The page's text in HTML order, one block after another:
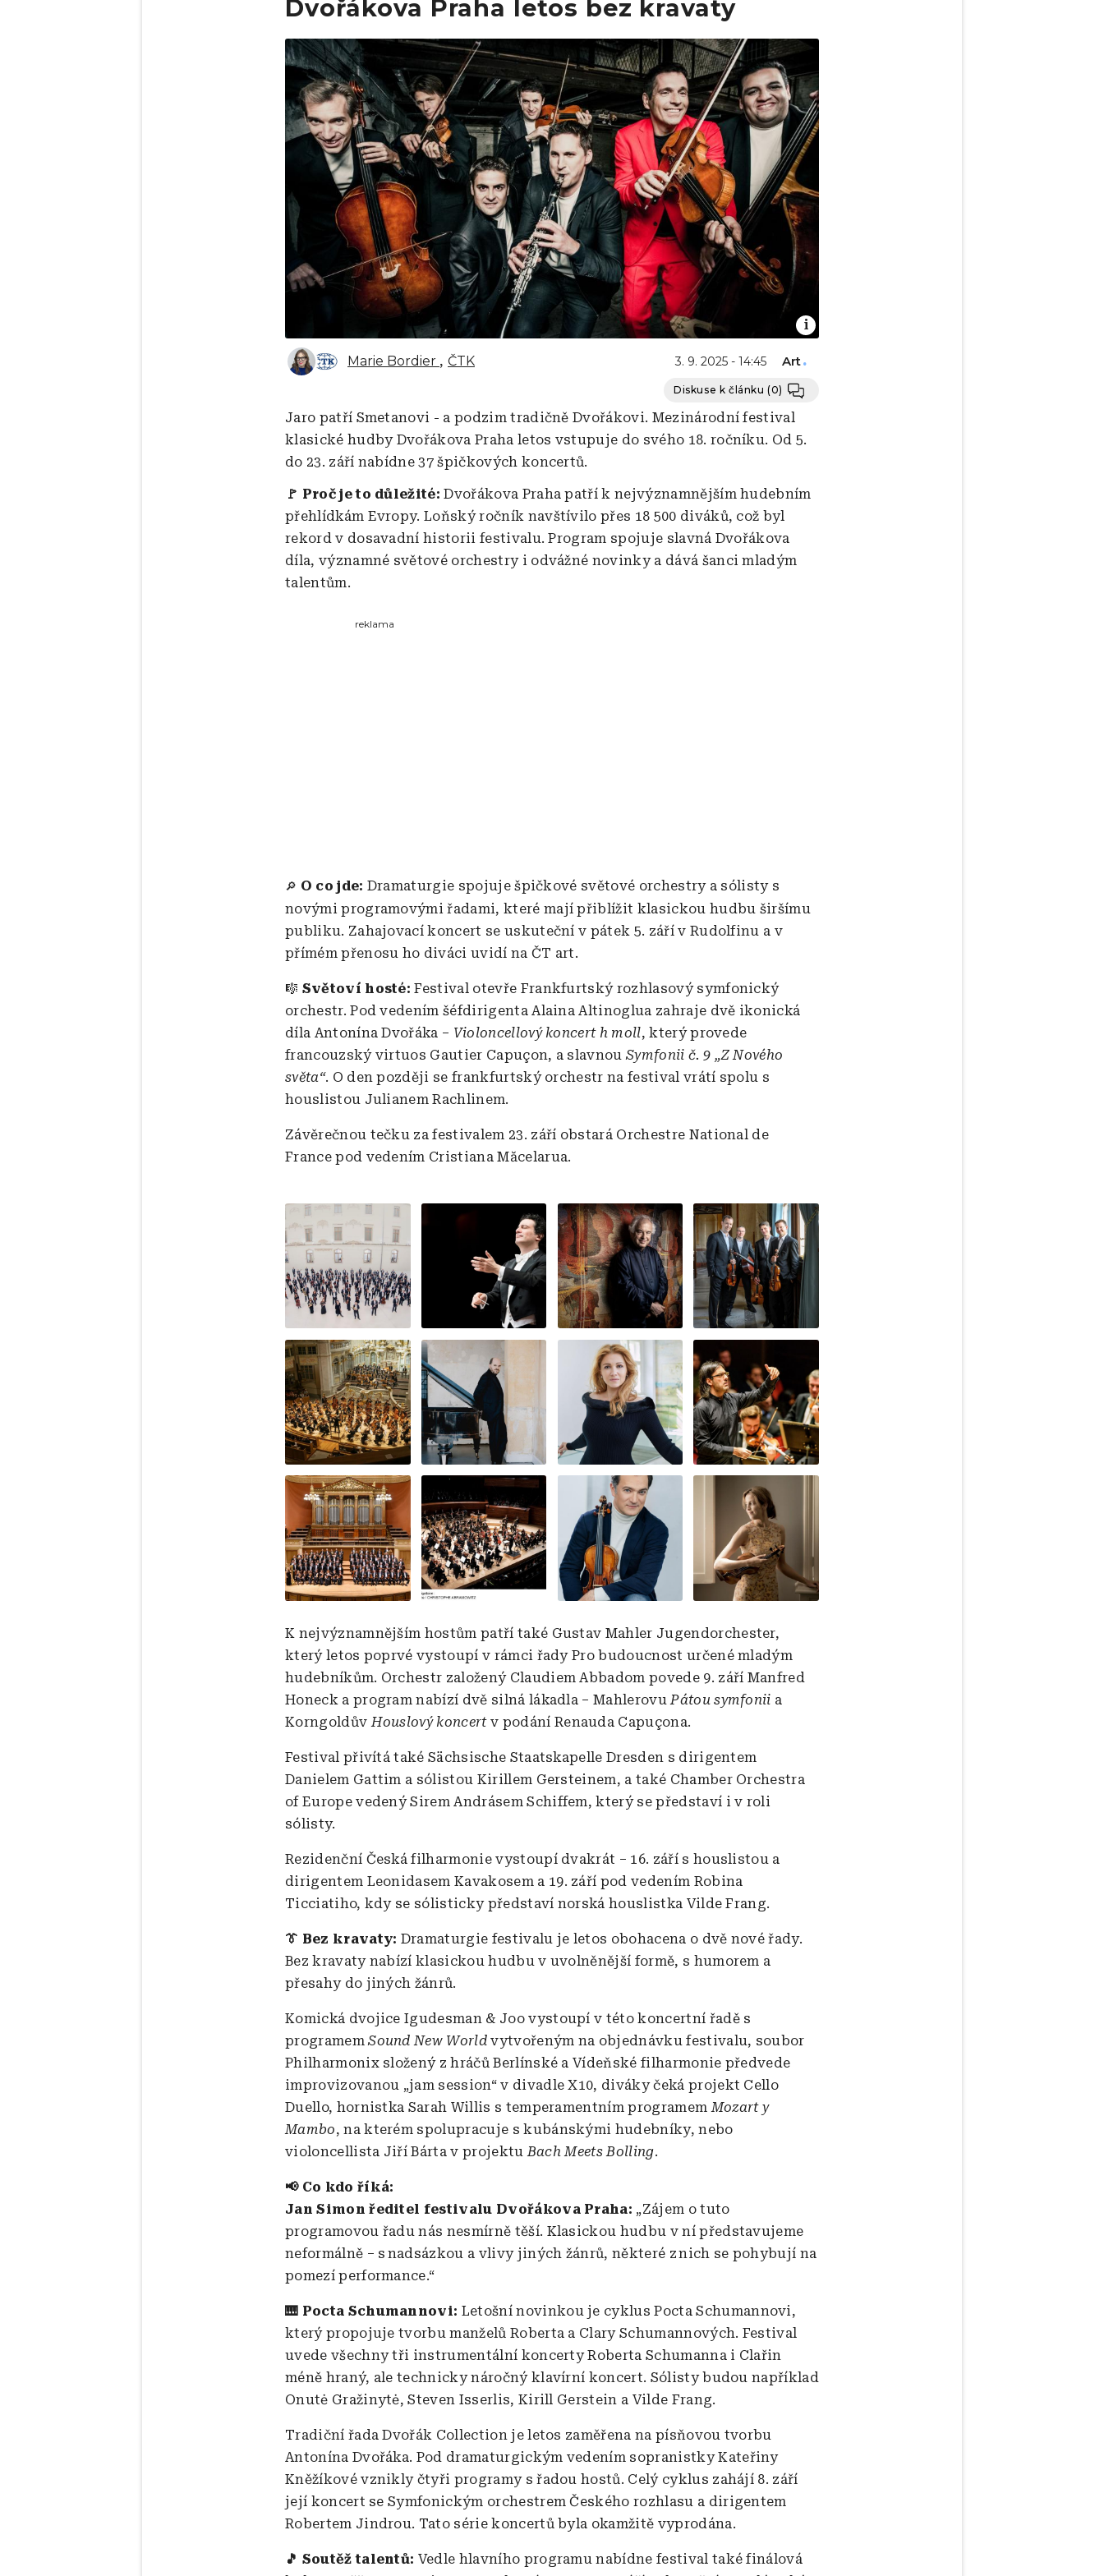
Dvořákova Praha letos bez kravaty
Obrázek
Marie Bordier ČTK 3. 9. 2025 - 14:45 Art
Diskuse k článku(0)
Jaro patří Smetanovi - a podzim tradičně Dvořákovi. Mezinárodní festival
klasické hudby Dvořákova Praha letos vstupuje do svého 18. ročníku. Od 5.
do 23. září nabídne 37 špičkových koncertů.
🚩 Proč je to důležité:Dvořákova Praha patří k nejvýznamnějším hudebním
přehlídkám Evropy. Loňský ročník navštívilo přes 18 500 diváků, což byl
rekord v dosavadní historii festivalu. Program spojuje slavná Dvořákova
díla, významné světové orchestry i odvážné novinky a dává šanci mladým
talentům.
reklama
🔎 O co jde: Dramaturgie spojuje špičkové světové orchestry a sólisty s
novými programovými řadami, které mají přiblížit klasickou hudbu širšímu
publiku. Zahajovací koncert se uskuteční v pátek 5. září v Rudolfinu a v
přímém přenosu ho diváci uvidí na ČT art.
🎼 Světoví hosté: Festival otevře Frankfurtský rozhlasový symfonický
orchestr. Pod vedením šéfdirigenta Alaina Altinoglua zahraje dvě ikonická
díla Antonína Dvořáka – Violoncellový koncert h moll, který provede
francouzský virtuos Gautier Capuçon, a slavnouSymfonii č. 9 „Z Nového
světa“. O den později se frankfurtský orchestr na festival vrátí spolu s
houslistou Julianem Rachlinem.
Závěrečnou tečku za festivalem 23. září obstará Orchestre National de
France pod vedením Cristiana Măcelarua.
Obrázek Obrázek Obrázek Obrázek
Obrázek Obrázek Obrázek Obrázek
Obrázek Obrázek Obrázek Obrázek
K nejvýznamnějším hostům patří také Gustav Mahler Jugendorchester,
který letos poprvé vystoupí v rámci řady Pro budoucnost určené mladým
hudebníkům. Orchestr založený Claudiem Abbadom povede 9. září Manfred
Honeck a program nabízí dvě silná lákadla – MahlerovuPátou symfonii a
KorngoldůvHouslový koncert v podání Renauda Capuçona.
Festival přivítá také Sächsische Staatskapelle Dresden s dirigentem
Danielem Gattim a sólistou Kirillem Gersteinem, a také Chamber Orchestra
of Europe vedený Sirem Andrásem Schiffem, který se představí i v roli
sólisty.
Rezidenční Česká filharmonie vystoupí dvakrát – 16. září s houslistou a
dirigentem Leonidasem Kavakosem a 19. září pod vedením Robina
Ticciatiho, kdy se sólisticky představí norská houslistka Vilde Frang.
👔 Bez kravaty: Dramaturgie festivalu je letos obohacena o dvě nové řady.
Bez kravaty nabízí klasickou hudbu v uvolněnější formě, s humorem a
přesahy do jiných žánrů.
Komická dvojice Igudesman & Joo vystoupí v této koncertní řadě s
programemSound New World vytvořeným na objednávku festivalu, soubor
Philharmonix složený z hráčů Berlínské a Vídeňské filharmonie předvede
improvizovanou „jam session“ v divadle X10, diváky čeká projekt Cello
Duello, hornistka Sarah Willis s temperamentním programemMozart y
Mambo, na kterém spolupracuje s kubánskými hudebníky, nebo
violoncellista Jiří Bárta v projektuBach Meets Bolling.
📢 Co kdo říká:
Jan Simon ředitel festivalu Dvořákova Praha: „Zájem o tuto
programovou řadu nás nesmírně těší. Klasickou hudbu v ní představujeme
neformálně – s nadsázkou a vlivy jiných žánrů, některé z nich se pohybují na
pomezí performance.“
🎹 Pocta Schumannovi: Letošní novinkou je cyklus Pocta Schumannovi,
který propojuje tvorbu manželů Roberta a Clary Schumannových. Festival
uvede všechny tři instrumentální koncerty Roberta Schumanna i Clařin
méně hraný, ale technicky náročný klavírní koncert. Sólisty budou například
Onutė Gražinytė, Steven Isserlis, Kirill Gerstein a Vilde Frang.
Tradiční řada Dvořák Collection je letos zaměřena na písňovou tvorbu
Antonína Dvořáka. Pod dramaturgickým vedením sopranistky Kateřiny
Kněžíkové vznikly čtyři programy s řadou hostů. Celý cyklus zahájí 8. září
její koncert se Symfonickým orchestrem Českého rozhlasu a dirigentem
Robertem Jindrou. Tato série koncertů byla okamžitě vyprodána.
🎵 Soutěž talentů: Vedle hlavního programu nabídne festival také finálová